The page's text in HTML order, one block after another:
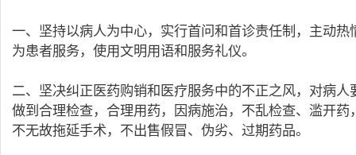
一、坚持以病人为中心，实行首问和首诊责任制，主动热
为患者服务，使用文明用语和服务礼仪。
二、坚决纠正医药购销和医疗服务中的不正之风，对病人
做到合理检查，合理用药，因病施治，不乱检查、滥开药
不无故拖延手术，不出售假冒、伪劣、过期药品。